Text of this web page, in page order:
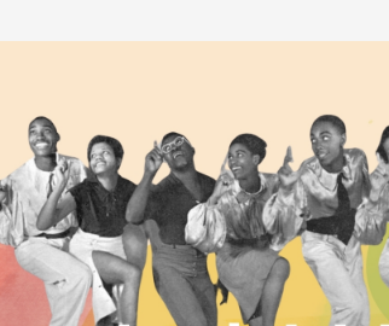
de
web